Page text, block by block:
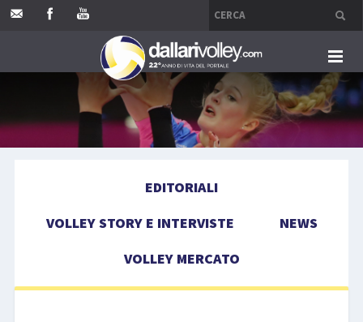
HOME
EDITORIALI
VOLLEY STORY E INTERVISTE
NEWS
VOLLEY MERCATO